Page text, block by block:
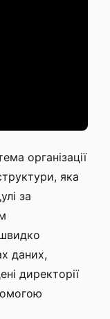
організації
яка
за
даних,
директорії